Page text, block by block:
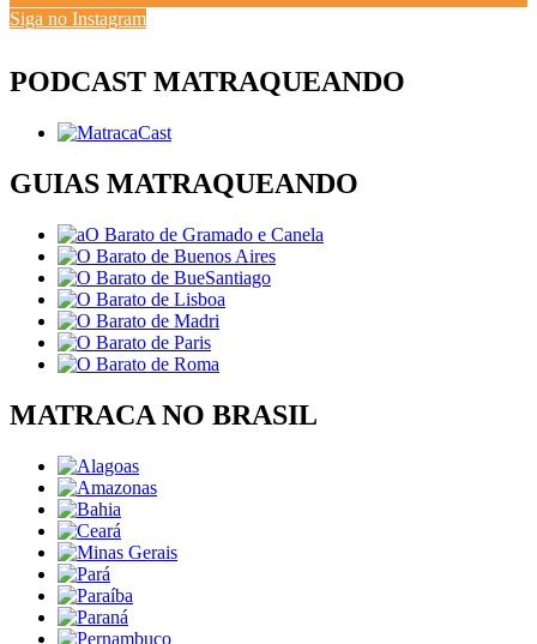
Siga no Instagram
PODCAST MATRAQUEANDO
GUIAS MATRAQUEANDO
MATRACA NO BRASIL